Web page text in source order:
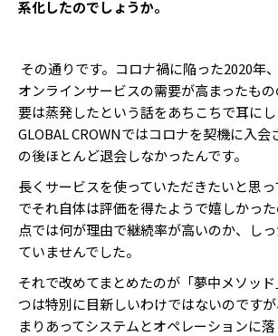
系化したのでしょうか。
その通りです。コロナ禍に陥った2020年
オンラインサービスの需要が高まったも
要は蒸発したという話をあちこちで耳に
GLOBAL CROWNではコロナを契機に入会
の後ほとんど退会しなかったんです。
長くサービスを使っていただきたいと思
でそれ自体は評価を得たようで嬉しかっ
点では何が理由で継続率が高いのか、し
ていませんでした。
それで改めてまとめたのが「夢中メソッ
つは特別に目新しいわけではないのです
まりあってシステムとオペレーションに